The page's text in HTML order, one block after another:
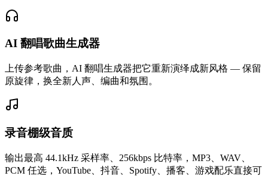
AI 翻唱歌曲生成器
上传参考歌曲，AI 翻唱生成器把它重新演绎成新风格 — 保留
原旋律，换全新人声、编曲和氛围。
录音棚级音质
输出最高 44.1kHz 采样率、256kbps 比特率，MP3、WAV、
PCM 任选，YouTube、抖音、Spotify、播客、游戏配乐直接可